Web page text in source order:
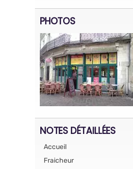
PHOTOS
NOTES DÉTAILLÉES
Accueil
Fraicheur